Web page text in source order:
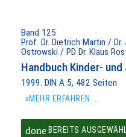
Band 125
Prof. Dr. Dietrich Martin /
Ostrowski / PD Dr. Klaus
Handbuch Kinder-
1999. DIN A 5, 482 Seiten
»MEHR ERFAHREN ...
doneBEREITS